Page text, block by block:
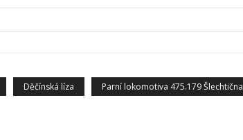
Děčínská líza Parní lokomotiva 475.179 Šlechtična